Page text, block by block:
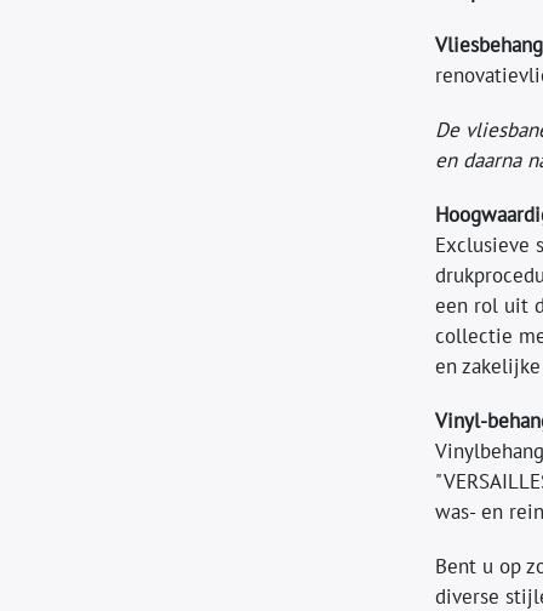
Vliesbehang
De
en daarna
Exclusieve
een rol uit
collectie
en
Vinyl-
was- en
Bent u op
diverse